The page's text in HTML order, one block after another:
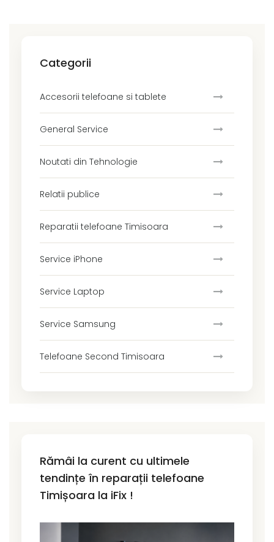
Categorii
Accesorii telefoane si tablete
General Service
Noutati din Tehnologie
Relatii publice
Reparatii telefoane Timisoara
Service iPhone
Service Laptop
Service Samsung
Telefoane Second Timisoara
Rămâi la curent cu ultimele
tendințe în reparații telefoane
Timișoara la iFix !